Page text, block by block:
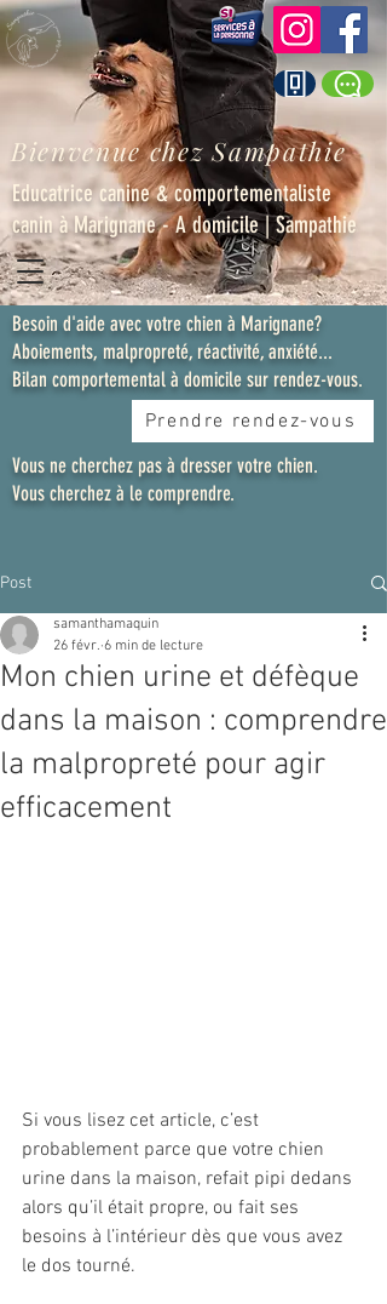
Bienvenue chez Sampathie
Educatrice canine & comportementaliste
canin à Marignane - A domicile | Sampathie
Vous ne cherchez pas à dresser votre chien.
Vous cherchez à le comprendre.
Besoin d'aide avec votre chien à Marignane?
Aboiements, malpropreté, réactivité, anxiété...
Bilan comportemental à domicile sur rendez-vous.
Prendre rendez-vous
Post
Mon chien urine et défèque
dans la maison : comprendre
la malpropreté pour agir
efficacement
samanthamaquin
26 févr. 6 min de lecture
Si vous lisez cet article, c’est
probablement parce que votre chien
urine dans la maison, refait pipi dedans
alors qu’il était propre, ou fait ses
besoins à l’intérieur dès que vous avez
le dos tourné.